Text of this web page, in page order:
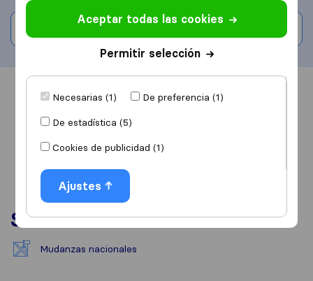
Escribe una valoración
Información Valoraciones
Servicios
Mudanzas nacionales
Aceptar todas las cookies
Permitir selección
Necesarias (1)
De preferencia (1)
De estadística (5)
Cookies de publicidad (1)
Ajustes